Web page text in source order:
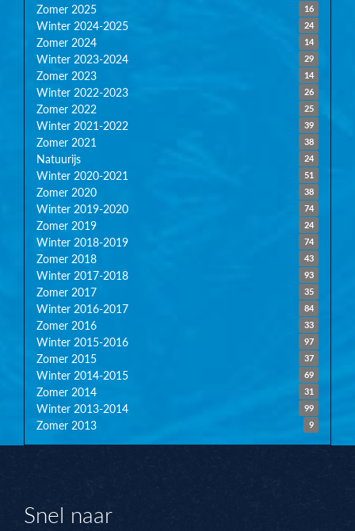
16
Zomer 2025
24
Winter 2024-2025
14
Zomer 2024
29
Winter 2023-2024
14
Zomer 2023
26
Winter 2022-2023
25
Zomer 2022
39
Winter 2021-2022
38
Zomer 2021
24
Natuurijs
51
Winter 2020-2021
38
Zomer 2020
74
Winter 2019-2020
24
Zomer 2019
74
Winter 2018-2019
43
Zomer 2018
93
Winter 2017-2018
35
Zomer 2017
84
Winter 2016-2017
33
Zomer 2016
97
Winter 2015-2016
37
Zomer 2015
69
Winter 2014-2015
31
Zomer 2014
99
Winter 2013-2014
9
Zomer 2013
Snel naar